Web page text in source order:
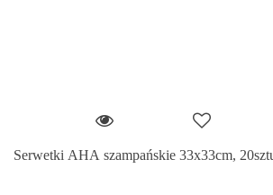
Serwetki AHA szampańskie 33x33cm,